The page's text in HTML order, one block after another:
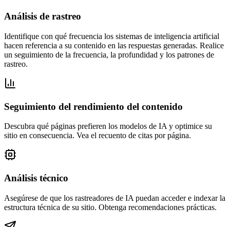
Análisis de rastreo
Identifique con qué frecuencia los sistemas de inteligencia artificial
hacen referencia a su contenido en las respuestas generadas. Realice
un seguimiento de la frecuencia, la profundidad y los patrones de
rastreo.
Seguimiento del rendimiento del contenido
Descubra qué páginas prefieren los modelos de IA y optimice su
sitio en consecuencia. Vea el recuento de citas por página.
Análisis técnico
Asegúrese de que los rastreadores de IA puedan acceder e indexar la
estructura técnica de su sitio. Obtenga recomendaciones prácticas.